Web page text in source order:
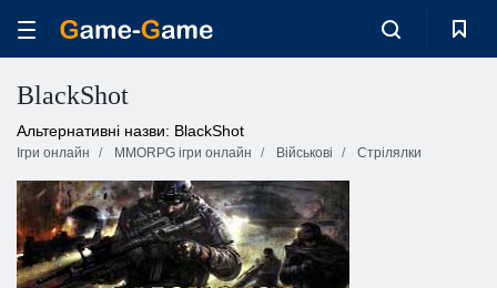
BlackShot
Альтернативні назви: BlackShot
Ігри онлайн MMORPG ігри онлайн Військові Стрілялки